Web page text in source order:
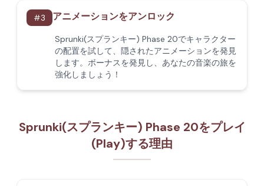
#3 アニメーションをアンロック
Sprunki(スプランキー) Phase 20でキャラクター
の配置を試して、隠されたアニメーションを発見
します。ボーナスを発見し、あなたの音楽の旅を
強化しましょう！
Sprunki(スプランキー) Phase 20をプレイ
(Play)する理由